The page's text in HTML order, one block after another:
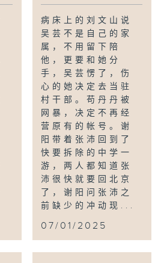
病床上的刘文山说
吴芸不是自己的家
属，不用留下陪
他，更要和她分
手，吴芸愣了，伤
心的她决定去当驻
村干部。苟丹丹被
网暴，决定不再经
营原有的帐号。谢
阳带着张沛回到了
快要拆除的中学一
游，两人都知道张
沛很快就要回北京
了，谢阳问张沛之
前缺少的冲动现...
07/01/2025